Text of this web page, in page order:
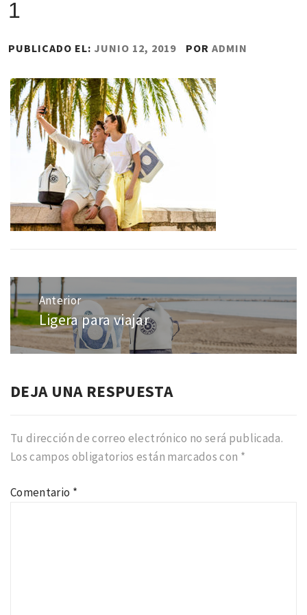
1
PUBLICADO EL: JUNIO 12, 2019 POR ADMIN
Navegación
de
entradas
Anterior
Entrada
anterior:
Ligera para viajar
DEJA UNA RESPUESTA
Tu dirección de correo electrónico no será publicada.
Los campos obligatorios están marcados con *
Comentario *